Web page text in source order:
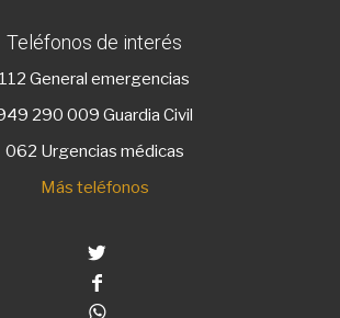
Teléfonos de interés
112 General emergencias
290 009 Guardia Civil
062 Urgencias médicas
Más teléfonos